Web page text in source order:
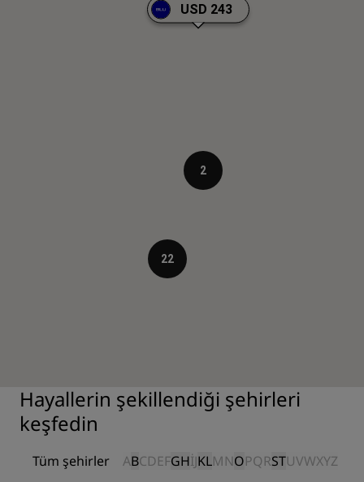
22
2
USD 243
Hayallerin şekillendiği şehirleri
keşfedin
Tüm şehirler ABCDEFGHIJKLMNOPQRSTUVWXYZ